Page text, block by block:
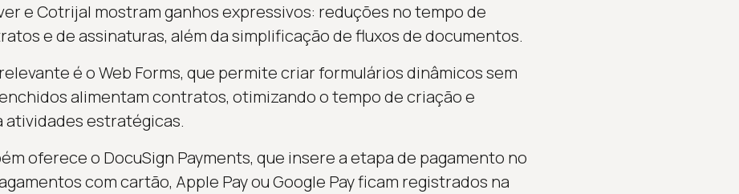
e Cotrijal mostram ganhos expressivos: reduções no tempo de
e de assinaturas, além da simplificação de fluxos de documentos.
é o Web Forms, que permite criar formulários dinâmicos sem
alimentam contratos, otimizando o tempo de criação e
atividades estratégicas.
oferece o DocuSign Payments, que insere a etapa de pagamento no
com cartão, Apple Pay ou Google Pay ficam registrados na